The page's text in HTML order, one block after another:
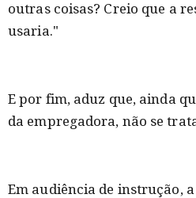
outras coisas? Creio que a
usaria."
E por fim, aduz que, ainda
da empregadora, não se
Em audiência de instrução,